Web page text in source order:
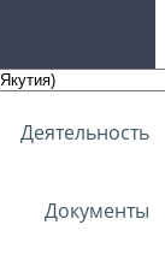
Деятельность
Документы